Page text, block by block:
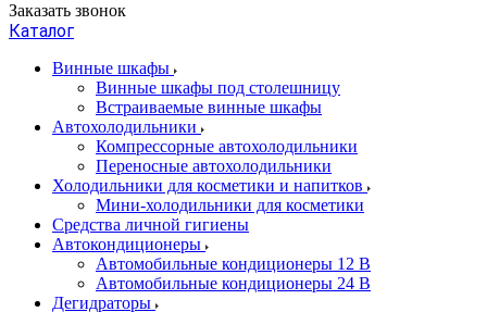
Заказать звонок
Каталог
Винные шкафы
Винные шкафы под столешницу
Встраиваемые винные шкафы
Автохолодильники
Компрессорные автохолодильники
Переносные автохолодильники
Холодильники для косметики и напитков
Мини-холодильники для косметики
Cредства личной гигиены
Автокондиционеры
Автомобильные кондиционеры 12 В
Автомобильные кондиционеры 24 В
Дегидраторы